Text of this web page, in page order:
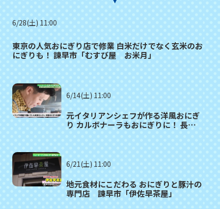
6/28(土) 11:00
東京の人気おにぎり店で修業 白米だけでなく玄米のお
にぎりも！ 諫早市「むすび屋 お米月」
6/14(土) 11:00
元イタリアンシェフが作る洋風おにぎ
り カルボナーラもおにぎりに！ 長崎
6/21(土) 11:00
地元食材にこだわる おにぎりと豚汁の
専門店 諫早市「伊佐早茶屋」